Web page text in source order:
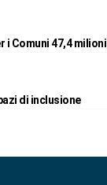
i Comuni 47,4 milioni
di inclusione